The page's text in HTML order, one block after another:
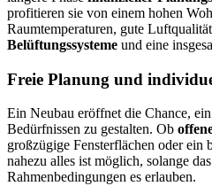
profitieren sie von einem hohen
Raumtemperaturen, gute
Belüftungssysteme und eine
Freie Planung und
Ein Neubau eröffnet die Chance,
Bedürfnissen zu gestalten. Ob
großzügige Fensterflächen oder ein
nahezu alles ist möglich, solange
Rahmenbedingungen es erlauben.